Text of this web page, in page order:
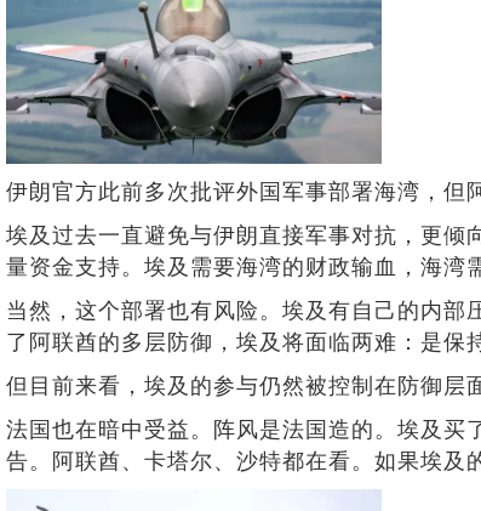
伊朗官方此前多次批评外国军事部署海湾，但
埃及过去一直避免与伊朗直接军事对抗，更倾
量资金支持。埃及需要海湾的财政输血，海湾
当然，这个部署也有风险。埃及有自己的内
了阿联酋的多层防御，埃及将面临两难：是保
但目前来看，埃及的参与仍然被控制在防御层
法国也在暗中受益。阵风是法国造的。埃及
告。阿联酋、卡塔尔、沙特都在看。如果埃及